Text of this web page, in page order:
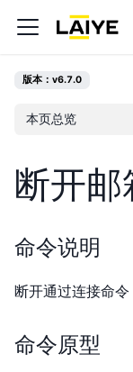
版本：v6.7.0
本页总览
断开
命令说明
断开通过连接命
命令原型